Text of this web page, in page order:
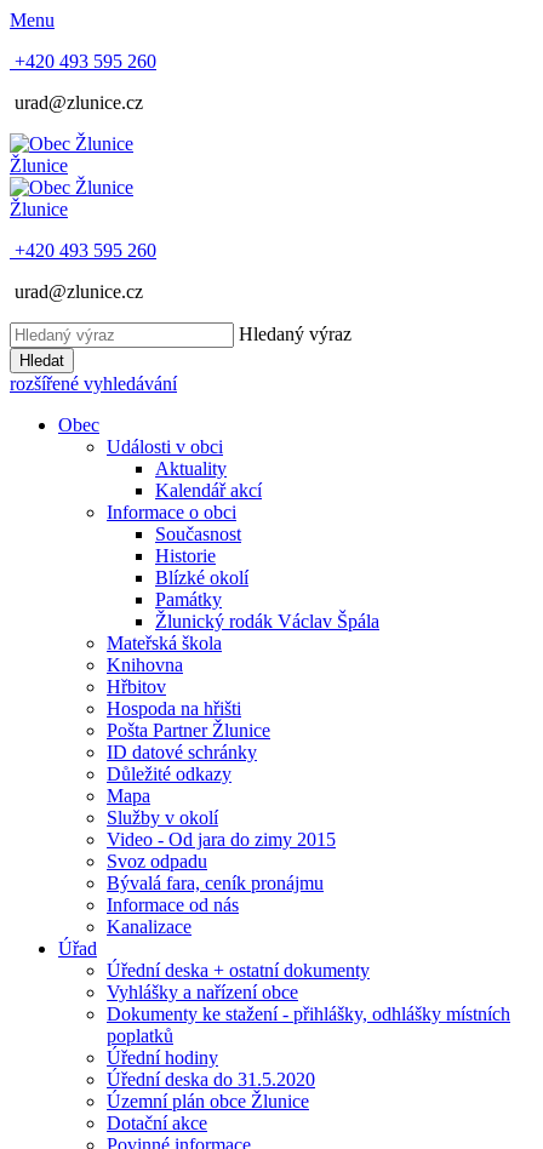
Menu
+420 493 595 260
urad@zlunice.cz
Žlunice
Žlunice
+420 493 595 260
urad@zlunice.cz
Hledaný výraz
Hledat
rozšířené vyhledávání
Obec
Události v obci
Aktuality
Kalendář akcí
Informace o obci
Současnost
Historie
Blízké okolí
Památky
Žlunický rodák Václav Špála
Mateřská škola
Knihovna
Hřbitov
Hospoda na hřišti
Pošta Partner Žlunice
ID datové schránky
Důležité odkazy
Mapa
Služby v okolí
Video - Od jara do zimy 2015
Svoz odpadu
Bývalá fara, ceník pronájmu
Informace od nás
Kanalizace
Úřad
Úřední deska + ostatní dokumenty
Vyhlášky a nařízení obce
Dokumenty ke stažení - přihlášky, odhlášky místních
poplatků
Úřední hodiny
Úřední deska do 31.5.2020
Územní plán obce Žlunice
Dotační akce
Povinné informace